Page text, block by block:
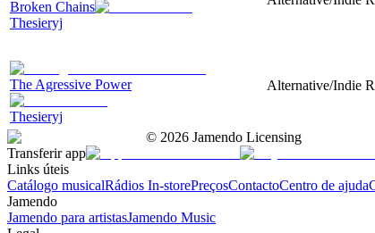
Broken Chains
Thesieryj
The Agressive Power
Thesieryj
Alternative/Indie
© 2026 Jamendo Licensing
Transferir app
Links úteis
Catálogo musicalRádios In-storePreçosContactoCentro de ajuda
Jamendo
Jamendo para artistasJamendo Music